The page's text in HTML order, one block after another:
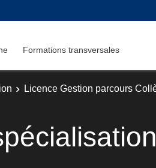
Formations transversales
Licence Gestion parcours